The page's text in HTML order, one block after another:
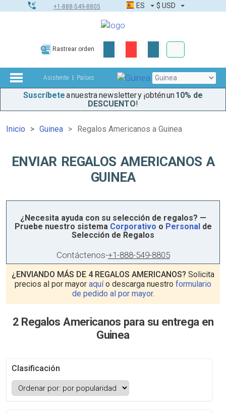
+1-888-549-8805 ES $ USD
Rastrear orden
Asistente Países
Suscríbetea nuestra newsletter y ¡obtén un10% de
DESCUENTO!
Inicio Guinea Regalos Americanos a Guinea
ENVIAR REGALOS AMERICANOS A
GUINEA
¿Necesita ayuda con su selección de regalos? —
Pruebe nuestro sistema Corporativo o Personalde
Selección de Regalos
Contáctenos-+1-888-549-8805
¿ENVIANDO MÁS DE 4 REGALOS AMERICANOS? Solicita
precios al por mayor aquío descarga nuestro formulario
de pedido al por mayor.
2 Regalos Americanos para su entrega en
Guinea
Clasificación